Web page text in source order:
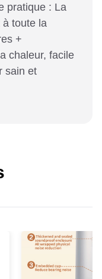
pratique : La
toute la
+
chaleur, facile
sain et